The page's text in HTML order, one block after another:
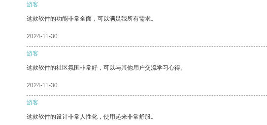
游客
这款软件的功能非常全面，可以满足我所有需求。
2024-11-30
游客
这款软件的社区氛围非常好，可以与其他用户交流学习心得。
2024-11-30
游客
这款软件的设计非常人性化，使用起来非常舒服。